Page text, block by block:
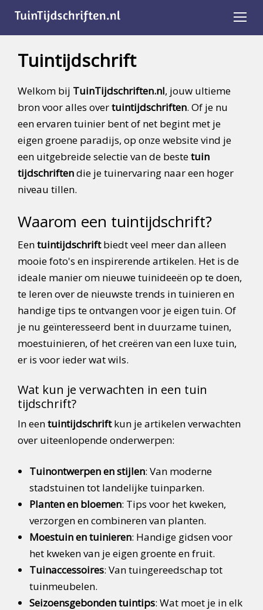
Tuintijdschrift
Welkom bij TuinTijdschriften.nl, jouw ultieme
bron voor alles overtuintijdschriften. Of je nu
een ervaren tuinier bent of net begint met je
eigen groene paradijs, op onze website vind je
een uitgebreide selectie van de bestetuin
tijdschriftendie je tuinervaring naar een hoger
niveau tillen.
Waarom een tuintijdschrift?
Eentuintijdschriftbiedt veel meer dan alleen
mooie foto's en inspirerende artikelen. Het is de
ideale manier om nieuwe tuinideeën op te doen,
te leren over de nieuwste trends in tuinieren en
handige tips te ontvangen voor je eigen tuin. Of
je nu geïnteresseerd bent in duurzame tuinen,
moestuinieren, of het creëren van een luxe tuin,
er is voor ieder wat wils.
Wat kun je verwachten in een tuin
tijdschrift?
In eentuintijdschriftkun je artikelen verwachten
over uiteenlopende onderwerpen:
Tuinontwerpen en stijlen: Van moderne
stadstuinen tot landelijke tuinparken.
Planten en bloemen: Tips voor het kweken,
verzorgen en combineren van planten.
Moestuin en tuinieren: Handige gidsen voor
het kweken van je eigen groente en fruit.
Tuinaccessoires: Van tuingereedschap tot
tuinmeubelen.
Seizoensgebonden tuintips: Wat moet je in elk